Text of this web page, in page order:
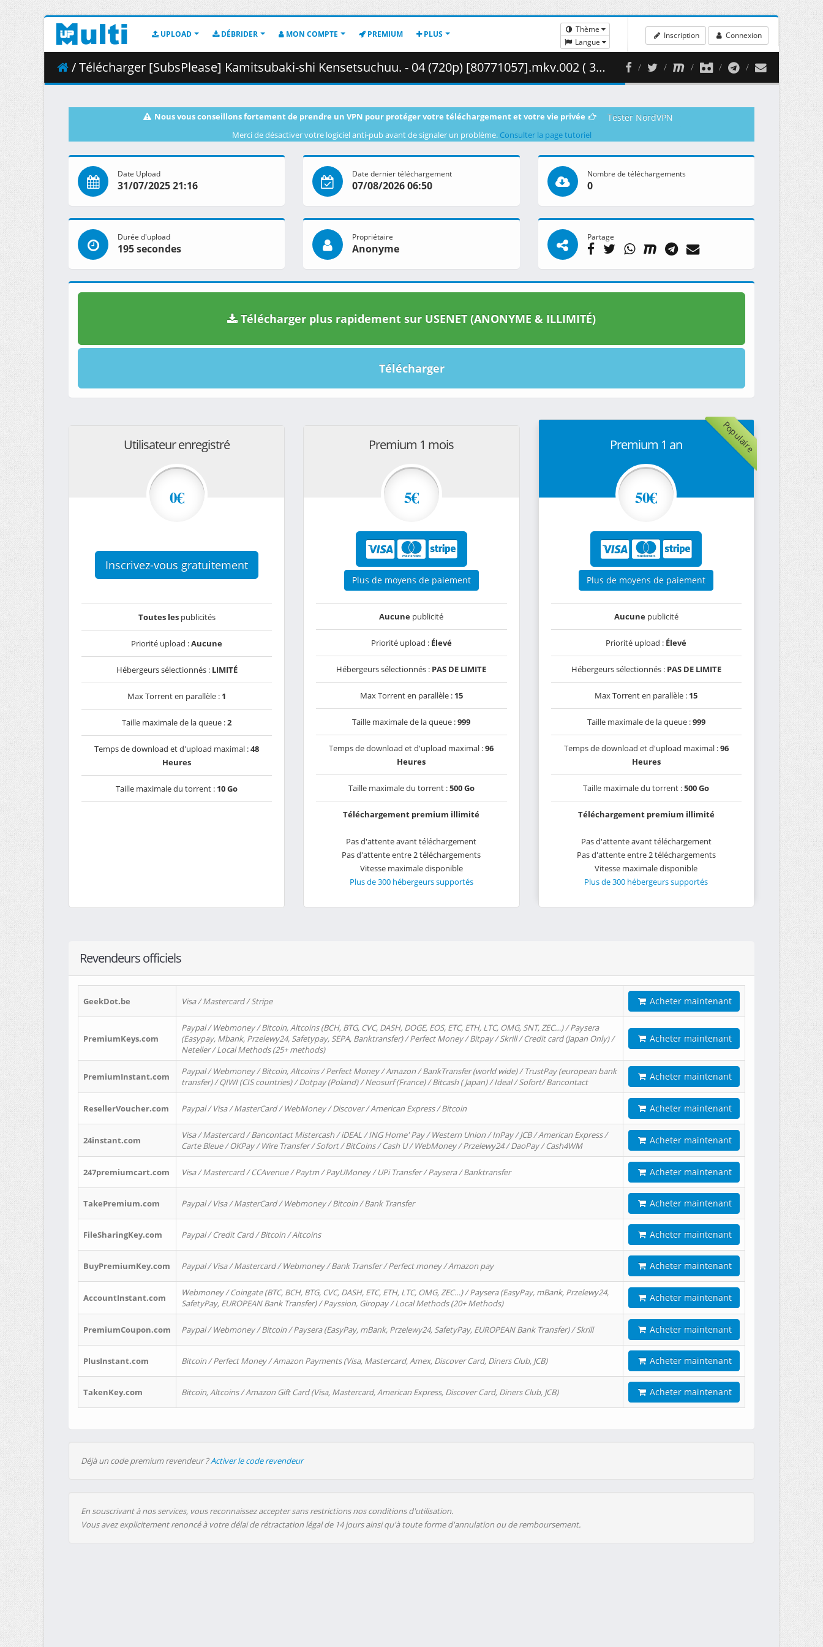
UPLOAD DÉBRIDER MON COMPTE PREMIUM PLUS
Thème
Langue
Inscription Connexion
/ Télécharger [SubsPlease] Kamitsubaki-shi Kensetsuchuu. - 04 (720p) [80771057].mkv.002 ( 351.38 MB )
Nous vous conseillons fortement de prendre un VPN pour protéger votre téléchargement et votre vie privée Tester NordVPN
Merci de désactiver votre logiciel anti-pub avant de signaler un problème. Consulter la page tutoriel
Date Upload
31/07/2025 21:16
Date dernier téléchargement
07/08/2026 06:50
Nombre de téléchargements
0
Durée d'upload
195 secondes
Propriétaire
Anonyme
Partage
Télécharger plus rapidement sur USENET (ANONYME & ILLIMITÉ)
Télécharger
Utilisateur enregistré
0€
Inscrivez-vous gratuitement
Toutes lespublicités
Priorité upload :Aucune
Hébergeurs sélectionnés : LIMITÉ
Max Torrent en parallèle : 1
Taille maximale de la queue :2
Temps de download et d'upload maximal :48
Heures
Taille maximale du torrent : 10 Go
Premium 1 mois
5€
Plus de moyens de paiement
Aucune publicité
Priorité upload : Élevé
Hébergeurs sélectionnés : PAS DE LIMITE
Max Torrent en parallèle : 15
Taille maximale de la queue :999
Temps de download et d'upload maximal :96
Heures
Taille maximale du torrent :500 Go
Téléchargement premium illimité
Pas d'attente avant téléchargement
Pas d'attente entre 2 téléchargements
Vitesse maximale disponible
Plus de 300 hébergeurs supportés
Populaire
Premium 1 an
50€
Plus de moyens de paiement
Aucunepublicité
Priorité upload : Élevé
Hébergeurs sélectionnés : PAS DE LIMITE
Max Torrent en parallèle : 15
Taille maximale de la queue :999
Temps de download et d'upload maximal :96
Heures
Taille maximale du torrent :500 Go
Téléchargement premium illimité
Pas d'attente avant téléchargement
Pas d'attente entre 2 téléchargements
Vitesse maximale disponible
Plus de 300 hébergeurs supportés
Revendeurs officiels
GeekDot.be Visa / Mastercard / Stripe Acheter maintenant
PremiumKeys.com
Paypal / Webmoney / Bitcoin, Altcoins (BCH, BTG, CVC, DASH, DOGE, EOS, ETC, ETH, LTC, OMG, SNT, ZEC…) / Paysera
(Easypay, Mbank, Przelewy24, Safetypay, SEPA, Banktransfer) / Perfect Money / Bitpay / Skrill / Credit card (Japan Only) /
Neteller / Local Methods (25+ methods)
Acheter maintenant
PremiumInstant.com
Paypal / Webmoney / Bitcoin, Altcoins / Perfect Money / Amazon / BankTransfer (world wide) / TrustPay (european bank
transfer) / QIWI (CIS countries) / Dotpay (Poland) / Neosurf (France) / Bitcash ( Japan) / Ideal / Sofort/ Bancontact
Acheter maintenant
ResellerVoucher.com Paypal / Visa / MasterCard / WebMoney / Discover / American Express / Bitcoin Acheter maintenant
24instant.com
Visa / Mastercard / Bancontact Mistercash / iDEAL / ING Home' Pay / Western Union / InPay / JCB / American Express /
Carte Bleue / OKPay / Wire Transfer / Sofort / BitCoins / Cash U / WebMoney / Przelewy24 / DaoPay / Cash4WM
Acheter maintenant
247premiumcart.com Visa / Mastercard / CCAvenue / Paytm / PayUMoney / UPi Transfer / Paysera / Banktransfer Acheter maintenant
TakePremium.com Paypal / Visa / MasterCard / Webmoney / Bitcoin / Bank Transfer Acheter maintenant
FileSharingKey.com Paypal / Credit Card / Bitcoin / Altcoins Acheter maintenant
BuyPremiumKey.com Paypal / Visa / Mastercard / Webmoney / Bank Transfer / Perfect money / Amazon pay Acheter maintenant
AccountInstant.com
Webmoney / Coingate (BTC, BCH, BTG, CVC, DASH, ETC, ETH, LTC, OMG, ZEC…) / Paysera (EasyPay, mBank, Przelewy24,
SafetyPay, EUROPEAN Bank Transfer) / Payssion, Giropay / Local Methods (20+ Methods)
Acheter maintenant
PremiumCoupon.com Paypal / Webmoney / Bitcoin / Paysera (EasyPay, mBank, Przelewy24, SafetyPay, EUROPEAN Bank Transfer) / Skrill Acheter maintenant
PlusInstant.com Bitcoin / Perfect Money / Amazon Payments (Visa, Mastercard, Amex, Discover Card, Diners Club, JCB) Acheter maintenant
TakenKey.com Bitcoin, Altcoins / Amazon Gift Card (Visa, Mastercard, American Express, Discover Card, Diners Club, JCB) Acheter maintenant
Déjà un code premium revendeur ?Activer le code revendeur
En souscrivant à nos services, vous reconnaissez accepter sans restrictions nos conditions d'utilisation.
Vous avez explicitement renoncé à votre délai de rétractation légal de 14 jours ainsi qu'à toute forme d'annulation ou de remboursement.